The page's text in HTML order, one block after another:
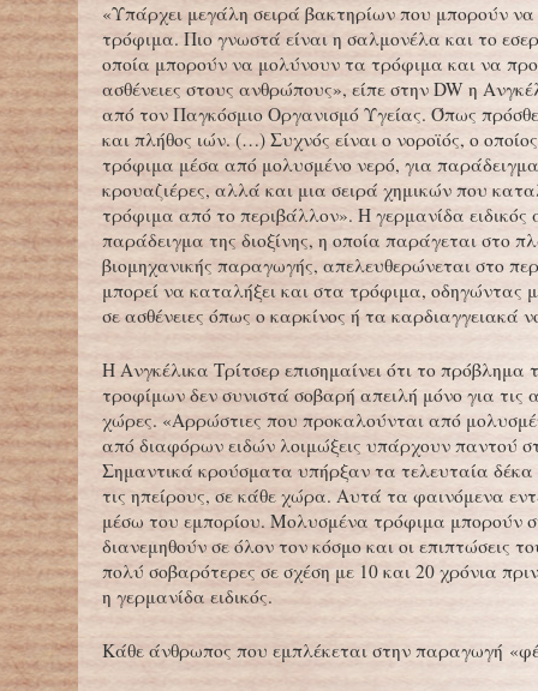
«Υπάρχει μεγάλη σειρά βακτηρίων που μπορούν
τρόφιμα. Πιο γνωστά είναι η σαλμονέλα και το
οποία μπορούν να μολύνουν τα τρόφιμα και να
ασθένειες στους ανθρώπους», είπε στην DW η
από τον Παγκόσμιο Οργανισμό Υγείας. Όπως
και πλήθος ιών. (…) Συχνός είναι ο νοροϊός, ο
τρόφιμα μέσα από μολυσμένο νερό, για
κρουαζιέρες, αλλά και μια σειρά χημικών που
τρόφιμα από το περιβάλλον». Η γερμανίδα ειδικός
παράδειγμα της διοξίνης, η οποία παράγεται στο
βιομηχανικής παραγωγής, απελευθερώνεται στο
μπορεί να καταλήξει και στα τρόφιμα, οδηγώντας
σε ασθένειες όπως ο καρκίνος ή τα καρδιαγγειακά
Η Ανγκέλικα Τρίτσερ επισημαίνει ότι το
τροφίμων δεν συνιστά σοβαρή απειλή μόνο για τις
χώρες. «Αρρώστιες που προκαλούνται από
από διαφόρων ειδών λοιμώξεις υπάρχουν παντού
Σημαντικά κρούσματα υπήρξαν τα τελευταία δέκα
τις ηπείρους, σε κάθε χώρα. Αυτά τα φαινόμενα
μέσω του εμπορίου. Μολυσμένα τρόφιμα μπορούν
διανεμηθούν σε όλον τον κόσμο και οι επιπτώσεις
πολύ σοβαρότερες σε σχέση με 10 και 20 χρόνια
η γερμανίδα ειδικός.
Κάθε άνθρωπος που εμπλέκεται στην παραγωγή